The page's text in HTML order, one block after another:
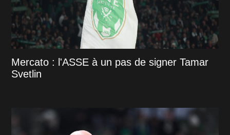
Mercato : l'ASSE à un pas de signer Tamar
Svetlin